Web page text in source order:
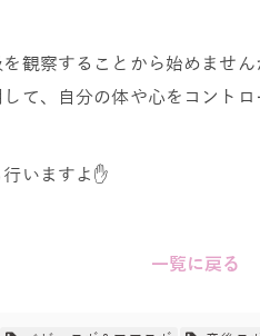
観察することから始めません
て、自分の体や心をコント
いますよ✋
一覧に戻る